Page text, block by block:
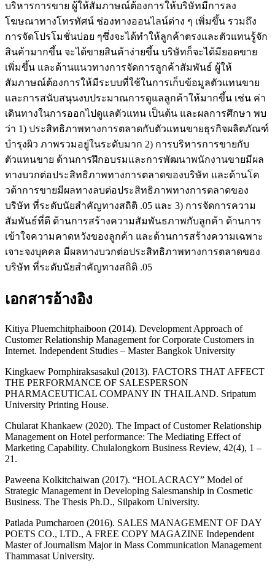
บริหารการขาย ผู้ให้สัมภาษณ์ต้องการให้บริษัทมีการลง
โฆษณาทางโทรทัศน์ ช่องทางออนไลน์ต่าง ๆ เพิ่มขึ้น รวมถึง
การจัดโปรโมชั่นบ่อย ๆซึ่งจะได้ทำให้ลูกค้าตรงและตัวแทนรู้จัก
สินค้ามากขึ้น จะได้ขายสินค้าง่ายขึ้น บริษัทก็จะได้มียอดขาย
เพิ่มขึ้น และด้านแนวทางการจัดการลูกค้าสัมพันธ์ ผู้ให้
สัมภาษณ์ต้องการให้มีระบบที่ใช้ในการเก็บข้อมูลตัวแทนขาย
และการสนับสนุนงบประมาณการดูแลลูกค้าให้มากขึ้น เช่น ค่า
เดินทางในการออกไปดูแลตัวแทน เป็นต้น และผลการศึกษา พบ
ว่า 1) ประสิทธิภาพทางการตลาดกับตัวแทนขายธุรกิจผลิตภัณฑ์
บำรุงผิว ภาพรวมอยู่ในระดับมาก 2) การบริหารการขายกับ
ตัวแทนขาย ด้านการฝึกอบรมและการพัฒนาพนักงานขายมีผล
ทางบวกต่อประสิทธิภาพทางการตลาดของบริษัท และด้านโค
วต้าการขายมีผลทางลบต่อประสิทธิภาพทางการตลาดของ
บริษัท ที่ระดับนัยสำคัญทางสถิติ .05 และ 3) การจัดการความ
สัมพันธ์ที่ดี ด้านการสร้างความสัมพันธภาพกับลูกค้า ด้านการ
เข้าใจความคาดหวังของลูกค้า และด้านการสร้างความเฉพาะ
เจาะจงบุคคล มีผลทางบวกต่อประสิทธิภาพทางการตลาดของ
บริษัท ที่ระดับนัยสำคัญทางสถิติ .05
เอกสารอ้างอิง
Kitiya Pluemchitphaiboon (2014). Development Approach of
Customer Relationship Management for Corporate Customers in
Internet. Independent Studies – Master Bangkok University
Kingkaew Pornphiraksasakul (2013). FACTORS THAT AFFECT
THE PERFORMANCE OF SALESPERSON
PHARMACEUTICAL COMPANY IN THAILAND. Sripatum
University Printing House.
Chularat Khankaew (2020). The Impact of Customer Relationship
Management on Hotel performance: The Mediating Effect of
Marketing Capability. Chulalongkorn Business Review, 42(4), 1 –
21.
Paweena Kolkitchaiwan (2017). “HOLACRACY” Model of
Strategic Management in Developing Salesmanship in Cosmetic
Business. The Thesis Ph.D., Silpakorn University.
Patlada Pumcharoen (2016). SALES MANAGEMENT OF DAY
POETS CO., LTD., A FREE COPY MAGAZINE Independent
Master of Journalism Major in Mass Communication Management
Thammasat University.